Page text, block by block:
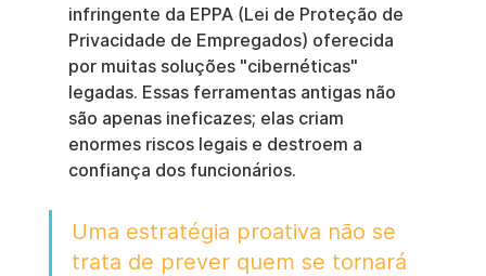
infringente da EPPA (Lei de Proteção de
Privacidade de Empregados) oferecida
por muitas soluções "cibernéticas"
legadas. Essas ferramentas antigas não
são apenas ineficazes; elas criam
enormes riscos legais e destroem a
confiança dos funcionários.
Uma estratégia proativa não se
trata de prever quem se tornará